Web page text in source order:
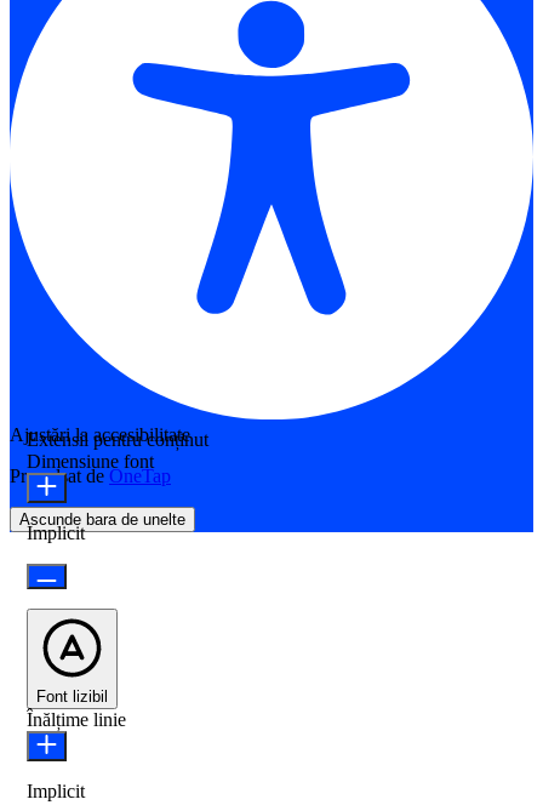
Ajustări la accesibilitate
Propulsat de OneTap
Ascunde bara de unelte
Extensii pentru conținut
Dimensiune font
Implicit
Font lizibil
Înălțime linie
Implicit